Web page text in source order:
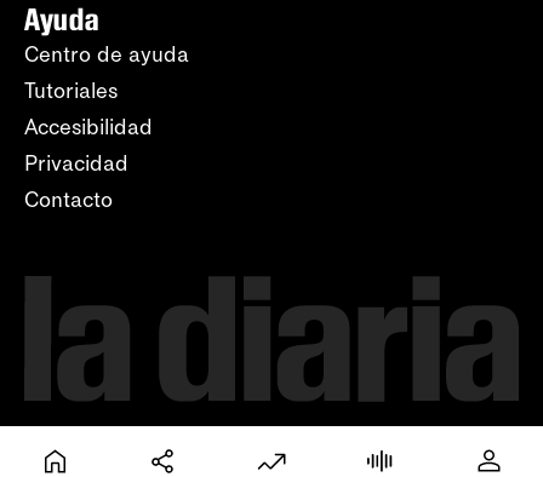
Ayuda
Centro de ayuda
Tutoriales
Accesibilidad
Privacidad
Contacto